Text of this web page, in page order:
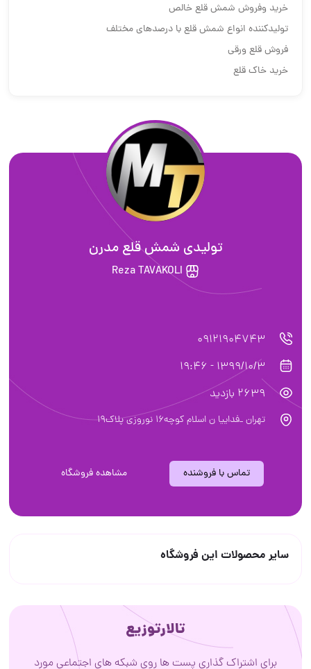
خرید وفروش شمش قلع خالص
تولیدکننده انواع شمش قلع با درصدهای مختلف
فروش قلع ورقی
خرید خاک قلع
تولیدی شمش قلع مدرن
Reza TAVAKOLI
09121904743
1399/10/3 - 19:46
2639 بازدید
تهران _فداییا ن اسلام کوچه۱۶ نوروزی پلاک۱۹
تماس با فروشنده مشاهده فروشگاه
سایر محصولات این فروشگاه
تالارتوزیع
برای اشتراک گذاری پست ها روی شبکه های اجتماعی مورد